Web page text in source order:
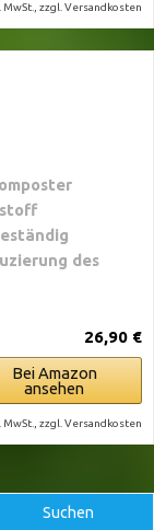
MwSt., zzgl. Versandkosten
des
26,90 €
Bei Amazon
ansehen
MwSt., zzgl. Versandkosten
Suchen